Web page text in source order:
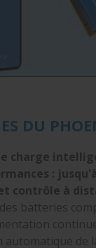
DU
charge
:
contrôle à
batteries
automatique de